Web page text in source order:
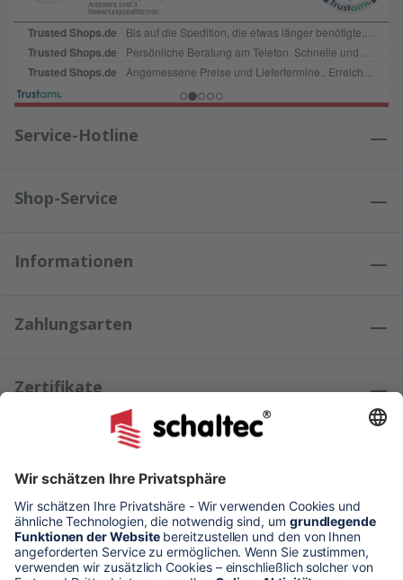
Service-Hotline
Shop-Service
Informationen
Zahlungsarten
Zertifikate
Kundenmeinungen